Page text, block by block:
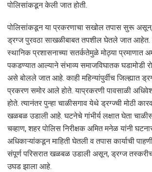
पोलिसांकडून केली जात होती.
पोलिसांकडून या प्रकरणाचा सखोल तपास सुरू असून,
ड्रग्ज पुरवठा साखळीबाबत तपशील घेतले जात आहेत.
स्थानिक प्रशासनाच्या सतर्कतेमुळे मोठ्या प्रमाणात
पकडण्यात आल्याने संभाव्य समाजविघातक घडामोडी
असे बोलले जात आहे. काही महिन्यांपुर्वीच जिल्ह्यात
प्रकरण समोर आले होते. याप्रकरणी पावसाळी
होते. त्यानंतर पुन्हा चाळीसगाव येथे ड्रग्ज्ची मोठी
खळबळ उडाली आहे. घटनेचे गांभीर्य लक्षात घेता
चव्हाण, शहर पोलिस निरीक्षक अमित मनेळ यांनी
अधिकाऱ्यांकडून माहिती घेतली व तपास कार्याची
संपूर्ण परिसरात खळबळ उडाली असून, ड्रग्ज
उघड झाला आहे.